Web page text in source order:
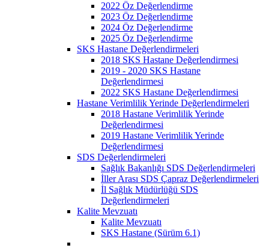
2022 Öz Değerlendirme
2023 Öz Değerlendirme
2024 Öz Değerlendirme
2025 Öz Değerlendirme
SKS Hastane Değerlendirmeleri
2018 SKS Hastane Değerlendirmesi
2019 - 2020 SKS Hastane
Değerlendirmesi
2022 SKS Hastane Değerlendirmesi
Hastane Verimlilik Yerinde Değerlendirmeleri
2018 Hastane Verimlilik Yerinde
Değerlendirmesi
2019 Hastane Verimlilik Yerinde
Değerlendirmesi
SDS Değerlendirmeleri
Sağlık Bakanlığı SDS Değerlendirmeleri
İller Arası SDS Çapraz Değerlendirmeleri
İl Sağlık Müdürlüğü SDS
Değerlendirmeleri
Kalite Mevzuatı
Kalite Mevzuatı
SKS Hastane (Sürüm 6.1)